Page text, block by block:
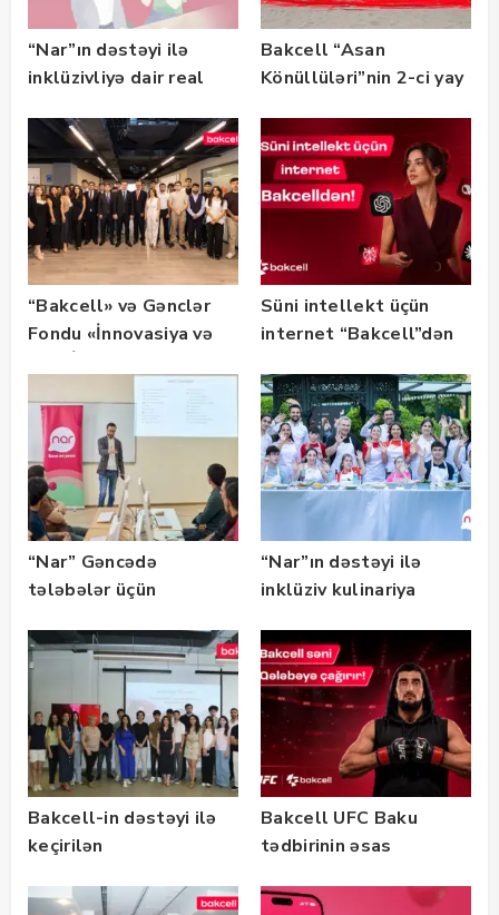
“Nar”ın dəstəyi ilə
inklüzivliyə dair real
təqdim edilir
Bakcell “Asan
Könüllüləri”nin 2-ci yay
olub — FOTO
“Bakcell» və Gənclər
Fondu «İnnovasiya və
təqaüd proqramının
qalibləri ilə görüş
keçirib
Süni intellekt üçün
internet “Bakcell”dən
“Nar” Gəncədə
tələbələr üçün
təlimləri təşkil edib
“Nar”ın dəstəyi ilə
inklüziv kulinariya
keçirilib — Fotolar
Bakcell-in dəstəyi ilə
keçirilən
Bootcamp” başladı
Bakcell UFC Baku
tədbirinin əsas